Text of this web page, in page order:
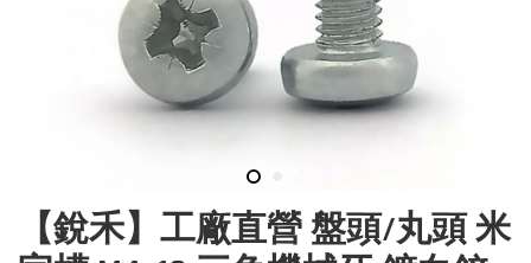
【銳禾】工廠直營 盤頭/丸頭 米